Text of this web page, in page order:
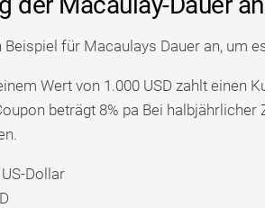
Beispiel für Macaulays Dauer an, um
Wert von 1.000 USD zahlt einen
beträgt 8% pa Bei
Dollar